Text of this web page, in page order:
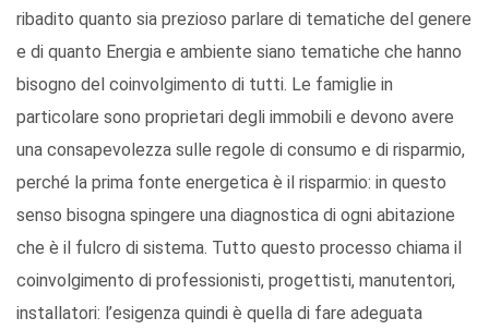
ribadito quanto sia prezioso parlare di tematiche del genere
e di quanto Energia e ambiente siano tematiche che hanno
bisogno del coinvolgimento di tutti. Le famiglie in
particolare sono proprietari degli immobili e devono avere
una consapevolezza sulle regole di consumo e di risparmio,
perché la prima fonte energetica è il risparmio: in questo
senso bisogna spingere una diagnostica di ogni abitazione
che è il fulcro di sistema. Tutto questo processo chiama il
coinvolgimento di professionisti, progettisti, manutentori,
installatori: l’esigenza quindi è quella di fare adeguata